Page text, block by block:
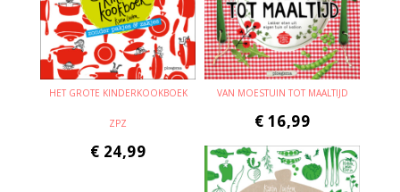
HET GROTE KINDERKOOKBOEK
ZPZ
€ 24,99
VAN MOESTUIN TOT MAALTIJD
€ 16,99